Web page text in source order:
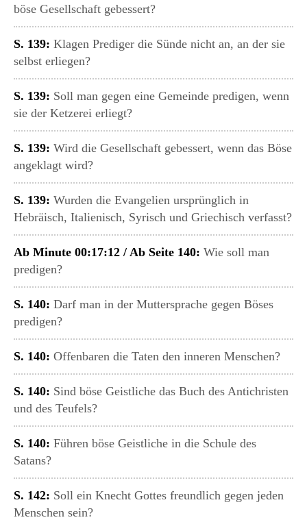
böse Gesellschaft gebessert?
S. 139: Klagen Prediger die Sünde nicht an, an der sie
selbst erliegen?
S. 139: Soll man gegen eine Gemeinde predigen, wenn
sie der Ketzerei erliegt?
S. 139: Wird die Gesellschaft gebessert, wenn das Böse
angeklagt wird?
S. 139: Wurden die Evangelien ursprünglich in
Hebräisch, Italienisch, Syrisch und Griechisch verfasst?
Ab Minute 00:17:12 / Ab Seite 140: Wie soll man
predigen?
S. 140: Darf man in der Muttersprache gegen Böses
predigen?
S. 140: Offenbaren die Taten den inneren Menschen?
S. 140: Sind böse Geistliche das Buch des Antichristen
und des Teufels?
S. 140: Führen böse Geistliche in die Schule des
Satans?
S. 142: Soll ein Knecht Gottes freundlich gegen jeden
Menschen sein?